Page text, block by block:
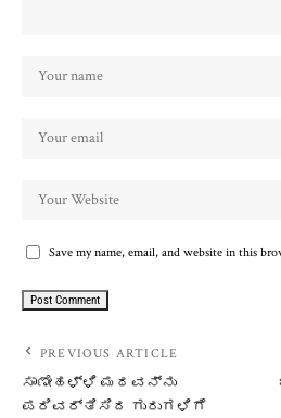
Save my name, email, and website in this
PREVIOUS ARTICLE
ಸಾಣೇಹಳ್ಳಿ ಮಠವನ್ನು
ಪರಿವರ್ತಿಸಿದ ಗುರುಗಳಿಗೆ